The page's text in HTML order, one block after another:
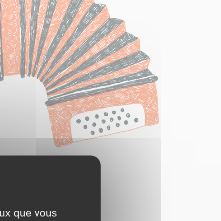
que vous